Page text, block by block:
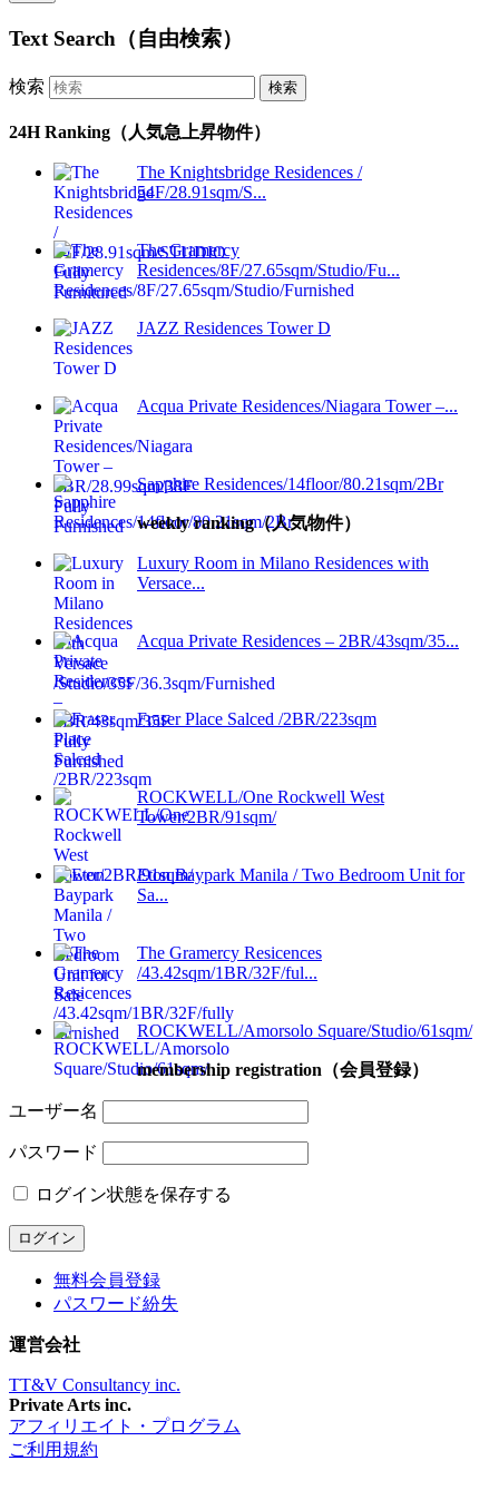
Text Search（自由検索）
検索
24H Ranking（人気急上昇物件）
The Knightsbridge Residences /
54F/28.91sqm/S...
The Gramercy
Residences/8F/27.65sqm/Studio/Fu...
JAZZ Residences Tower D
Acqua Private Residences/Niagara Tower –...
Sapphire Residences/14floor/80.21sqm/2Br
weekly ranking（人気物件）
Luxury Room in Milano Residences with
Versace...
Acqua Private Residences – 2BR/43sqm/35...
Fraser Place Salced /2BR/223sqm
ROCKWELL/One Rockwell West
Tower/2BR/91sqm/
Eton Baypark Manila / Two Bedroom Unit for
Sa...
The Gramercy Resicences
/43.42sqm/1BR/32F/ful...
ROCKWELL/Amorsolo Square/Studio/61sqm/
membership registration（会員登録）
ユーザー名
パスワード
ログイン状態を保存する
無料会員登録
パスワード紛失
運営会社
TT&V Consultancy inc.
Private Arts inc.
アフィリエイト・プログラム
ご利用規約